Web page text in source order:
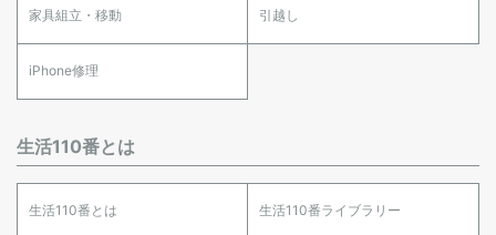
家具組立・移動 引越し
iPhone修理
生活110番とは
生活110番とは 生活110番ライブラリー